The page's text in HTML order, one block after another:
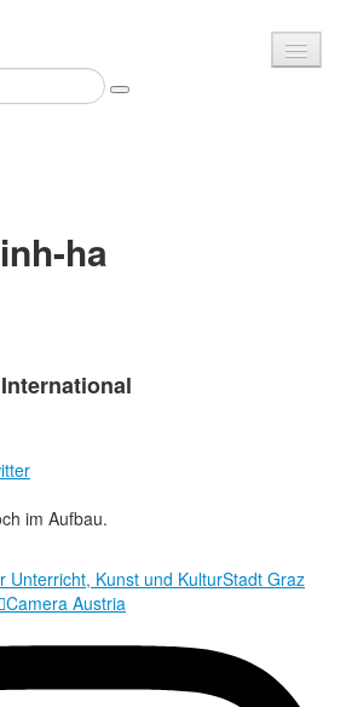
ha
im Aufbau.
Unterricht, Kunst und KulturStadt Graz
Camera Austria